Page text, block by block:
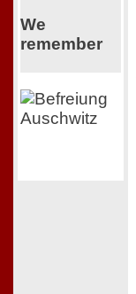
We
remember